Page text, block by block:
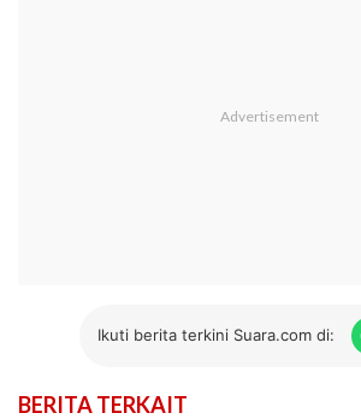
Ikuti berita terkini Suara.com di:
BERITA TERKAIT